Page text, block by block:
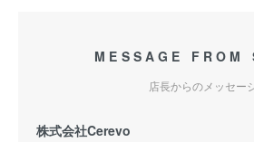
MESSAGE FROM
店長からのメッセー
株式会社Cerevo